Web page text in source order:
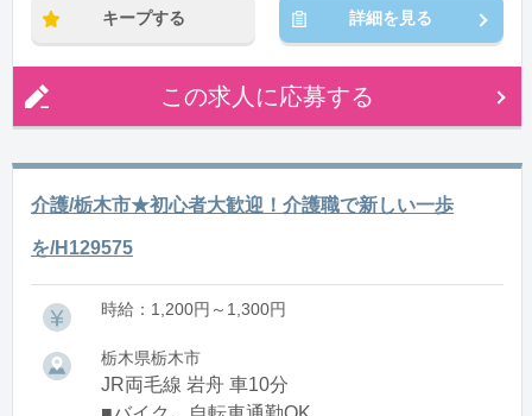
キープする 詳細を見る
この求人に応募する
介護/栃木市★初心者大歓迎！介護職で新しい一歩
を/H129575
時給：1,200円～1,300円
栃木県栃木市
JR両毛線 岩舟 車10分